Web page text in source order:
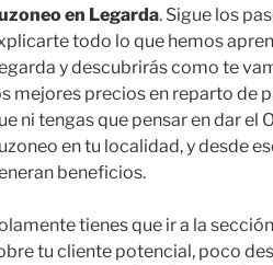
en Legarda. Sigue los
todo lo que hemos
y descubrirás como te
mejores precios en reparto de
ni tengas que pensar en dar el
en tu localidad, y desde
beneficios.
tienes que ir a la
tu cliente potencial, poco